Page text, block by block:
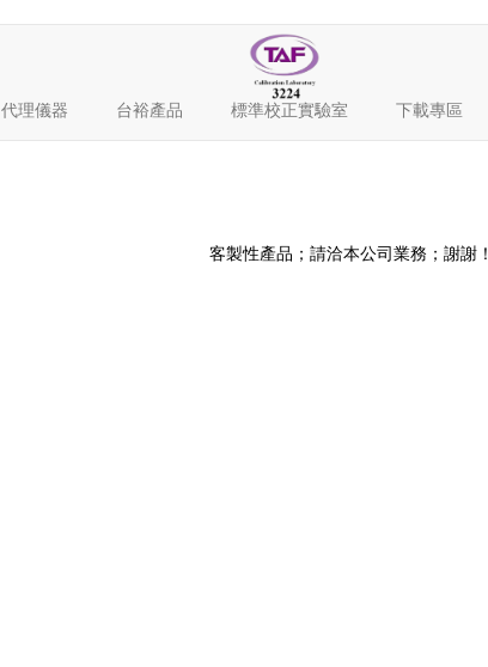
代理儀器 台裕產品 標準校正實驗室 下載專區
客製性產品；請洽本公司業務；謝謝！